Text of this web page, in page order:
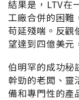
結果是，LTV在
工廠合併的困難
苟延殘喘。反觀
望達到四億美元
伯明罕的成功秘
幹勁的老闆、靈
備和專門性的產